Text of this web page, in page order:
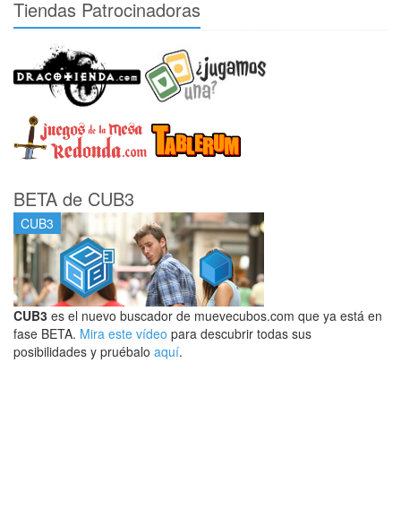
Tiendas Patrocinadoras
BETA de CUB3
CUB3
CUB3 es el nuevo buscador de muevecubos.com que ya está en
fase BETA. Mira este vídeo para descubrir todas sus
posibilidades y pruébalo aquí.